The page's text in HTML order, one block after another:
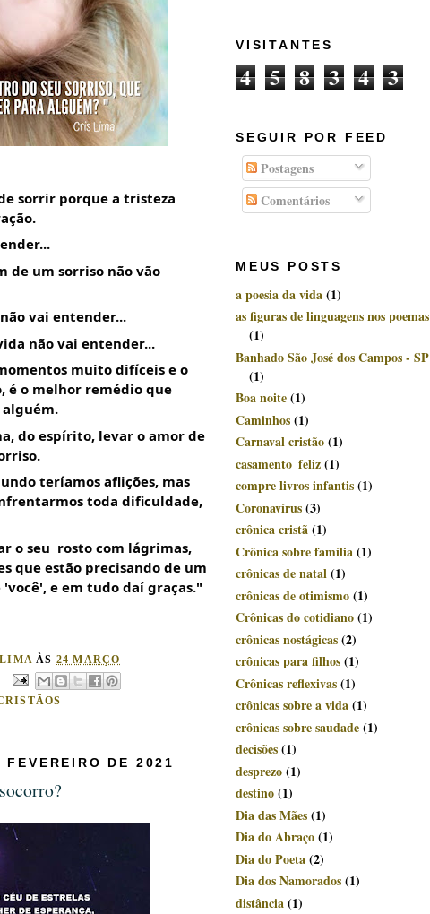
sorrir porque a tristeza
de um sorriso não vão
vai entender...
não vai entender...
muito difíceis e o
é o melhor remédio que
alguém.
do espírito, levar o amor de
teríamos aflições, mas
toda dificuldade,
o seu  rosto com lágrimas,
que estão precisando de um
e em tudo daí graças."
ÀS 24 MARÇO
DE 2021
VISITANTES
4 5 8 3 4 3
SEGUIR POR FEED
Postagens
Comentários
MEUS POSTS
a poesia da vida(1)
as figuras de linguagens nos poemas
(1)
Banhado São José dos Campos - SP
(1)
Boa noite(1)
Caminhos(1)
Carnaval cristão(1)
casamento_feliz(1)
compre livros infantis(1)
Coronavírus(3)
crônica cristã(1)
Crônica sobre família(1)
crônicas de natal(1)
crônicas de otimismo(1)
Crônicas do cotidiano(1)
crônicas nostágicas(2)
crônicas para filhos(1)
Crônicas reflexivas(1)
crônicas sobre a vida(1)
crônicas sobre saudade(1)
decisões(1)
desprezo(1)
destino(1)
Dia das Mães(1)
Dia do Abraço(1)
Dia do Poeta(2)
Dia dos Namorados(1)
distância(1)